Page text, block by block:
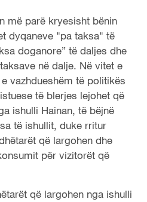
më parë kryesisht bënin
dyqaneve "pa taksa" të
doganore” të daljes dhe
në dalje. Në vitet e
vazhdueshëm të politikës
të blerjes lejohet që
ishulli Hainan, të bëjnë
të ishullit, duke rritur
që largohen dhe
për vizitorët që
që largohen nga ishulli